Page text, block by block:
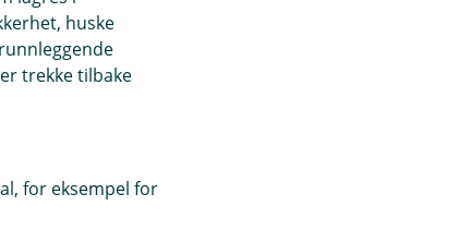
huske
trekke tilbake
for eksempel for